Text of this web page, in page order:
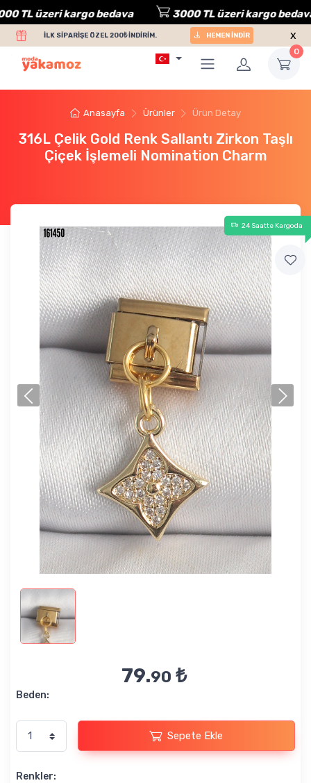
TL üzeri kargo bedava 3000 TL üzeri kargo bedava
İLK SİPARİŞE ÖZEL 200₺ İNDİRİM. HEMEN İNDİR x
0
Anasayfa Ürünler Ürün Detay
316L Çelik Gold Renk Sallantı Zirkon Taşlı
Çiçek İşlemeli Nomination Charm
24 Saatte Kargoda
79.90 ₺
Beden:
Sepete Ekle
Renkler: